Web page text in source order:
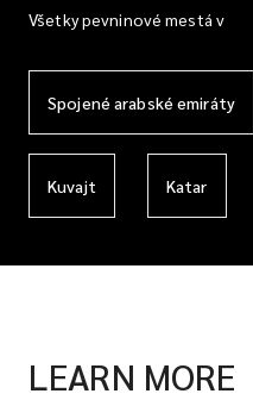
Všetky pevninové mestá v
Spojené arabské emiráty
Kuvajt Katar
LEARN MORE